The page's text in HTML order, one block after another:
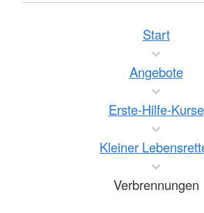
Start
Angebote
Erste-Hilfe-Kurse
Kleiner
Verbrennungen